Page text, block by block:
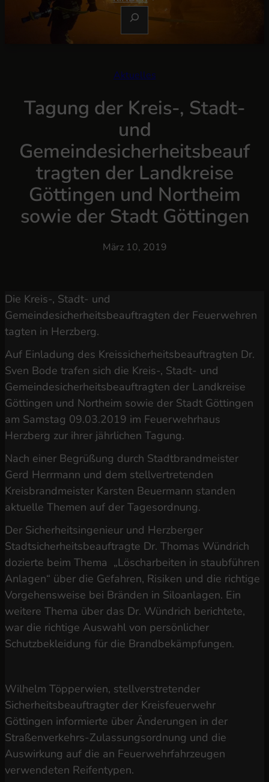
C
E
Aktuelles
Tagung der Kreis-, Stadt-
und
Gemeindesicherheitsbeauf
tragten der Landkreise
Göttingen und Northeim
sowie der Stadt Göttingen
März 10, 2019
Die Kreis-, Stadt- und
Gemeindesicherheitsbeauftragten der Feuerwehren
tagten in Herzberg.
Auf Einladung des Kreissicherheitsbeauftragten Dr.
Sven Bode trafen sich die Kreis-, Stadt- und
Gemeindesicherheitsbeauftragten der Landkreise
Göttingen und Northeim sowie der Stadt Göttingen
am Samstag 09.03.2019 im Feuerwehrhaus
Herzberg zur ihrer jährlichen Tagung.
Nach einer Begrüßung durch Stadtbrandmeister
Gerd Herrmann und dem stellvertretenden
Kreisbrandmeister Karsten Beuermann standen
aktuelle Themen auf der Tagesordnung.
Der Sicherheitsingenieur und Herzberger
Stadtsicherheitsbeauftragte Dr. Thomas Wündrich
dozierte beim Thema „Löscharbeiten in staubführen
Anlagen“ über die Gefahren, Risiken und die richtige
Vorgehensweise bei Bränden in Siloanlagen. Ein
weitere Thema über das Dr. Wündrich berichtete,
war die richtige Auswahl von persönlicher
Schutzbekleidung für die Brandbekämpfungen.
Wilhelm Töpperwien, stellverstretender
Sicherheitsbeauftragter der Kreisfeuerwehr
Göttingen informierte über Änderungen in der
Straßenverkehrs-Zulassungsordnung und die
Auswirkung auf die an Feuerwehrfahrzeugen
verwendeten Reifentypen.